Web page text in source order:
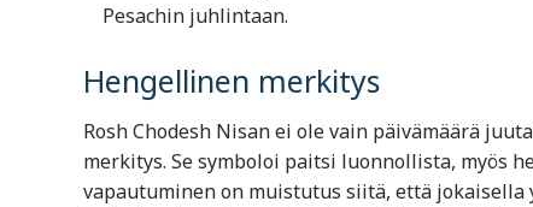
Pesachin juhlintaan.
Hengellinen merkitys
Rosh Chodesh Nisan ei ole vain päivämäärä
merkitys. Se symboloi paitsi luonnollista, myös
vapautuminen on muistutus siitä, että